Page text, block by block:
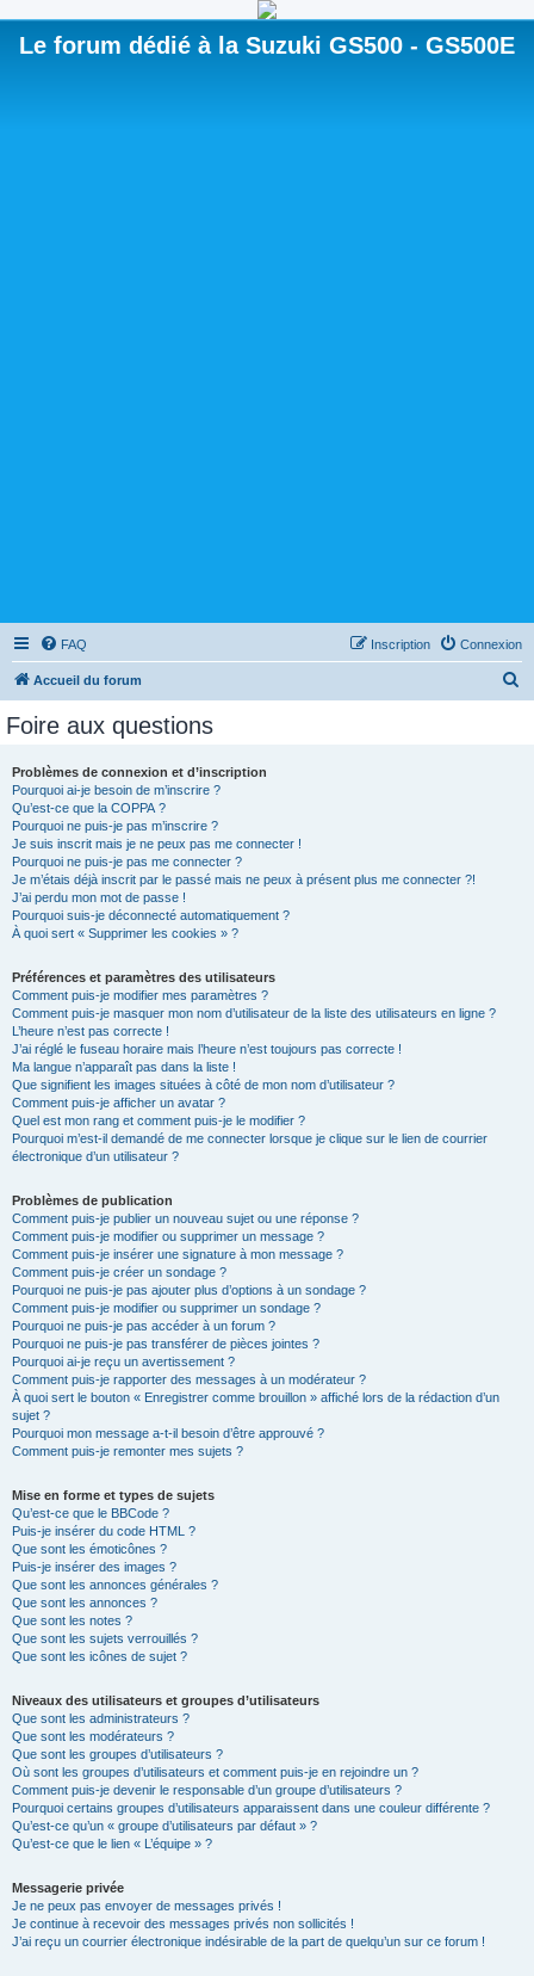
Le forum dédié à la Suzuki GS500 - GS500E
FAQ Connexion
Inscription
Accueil du forum
Foire aux questions
Problèmes de connexion et d’inscription
Pourquoi ai-je besoin de m’inscrire ?
Qu’est-ce que la COPPA ?
Pourquoi ne puis-je pas m’inscrire ?
Je suis inscrit mais je ne peux pas me connecter !
Pourquoi ne puis-je pas me connecter ?
Je m’étais déjà inscrit par le passé mais ne peux à présent plus me connecter ?!
J’ai perdu mon mot de passe !
Pourquoi suis-je déconnecté automatiquement ?
À quoi sert « Supprimer les cookies » ?
Préférences et paramètres des utilisateurs
Comment puis-je modifier mes paramètres ?
Comment puis-je masquer mon nom d’utilisateur de la liste des utilisateurs en ligne ?
L’heure n’est pas correcte !
J’ai réglé le fuseau horaire mais l’heure n’est toujours pas correcte !
Ma langue n’apparaît pas dans la liste !
Que signifient les images situées à côté de mon nom d’utilisateur ?
Comment puis-je afficher un avatar ?
Quel est mon rang et comment puis-je le modifier ?
Pourquoi m’est-il demandé de me connecter lorsque je clique sur le lien de courrier
électronique d’un utilisateur ?
Problèmes de publication
Comment puis-je publier un nouveau sujet ou une réponse ?
Comment puis-je modifier ou supprimer un message ?
Comment puis-je insérer une signature à mon message ?
Comment puis-je créer un sondage ?
Pourquoi ne puis-je pas ajouter plus d’options à un sondage ?
Comment puis-je modifier ou supprimer un sondage ?
Pourquoi ne puis-je pas accéder à un forum ?
Pourquoi ne puis-je pas transférer de pièces jointes ?
Pourquoi ai-je reçu un avertissement ?
Comment puis-je rapporter des messages à un modérateur ?
À quoi sert le bouton « Enregistrer comme brouillon » affiché lors de la rédaction d’un
sujet ?
Pourquoi mon message a-t-il besoin d’être approuvé ?
Comment puis-je remonter mes sujets ?
Mise en forme et types de sujets
Qu’est-ce que le BBCode ?
Puis-je insérer du code HTML ?
Que sont les émoticônes ?
Puis-je insérer des images ?
Que sont les annonces générales ?
Que sont les annonces ?
Que sont les notes ?
Que sont les sujets verrouillés ?
Que sont les icônes de sujet ?
Niveaux des utilisateurs et groupes d’utilisateurs
Que sont les administrateurs ?
Que sont les modérateurs ?
Que sont les groupes d’utilisateurs ?
Où sont les groupes d’utilisateurs et comment puis-je en rejoindre un ?
Comment puis-je devenir le responsable d’un groupe d’utilisateurs ?
Pourquoi certains groupes d’utilisateurs apparaissent dans une couleur différente ?
Qu’est-ce qu’un « groupe d’utilisateurs par défaut » ?
Qu’est-ce que le lien « L’équipe » ?
Messagerie privée
Je ne peux pas envoyer de messages privés !
Je continue à recevoir des messages privés non sollicités !
J’ai reçu un courrier électronique indésirable de la part de quelqu’un sur ce forum !